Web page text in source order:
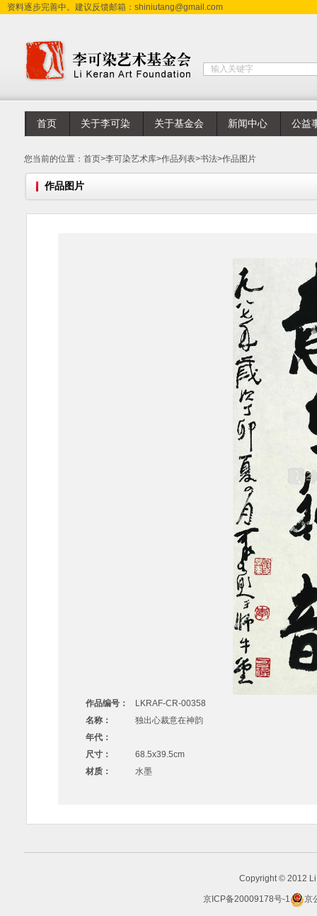
资料逐步完善中。建议反馈邮箱：shiniutang@gmail.com
首页 关于李可染 关于基金会 新闻中心 公益
您当前的位置： 首页>李可染艺术库>作品列表>书法>作品图片
作品图片
作品编号：
LKRAF-CR-00358
名称：
独出心裁意在神韵
年代：
尺寸：
68.5x39.5cm
材质：
水墨
Copyright © 2012
京ICP备20009178号-1 京